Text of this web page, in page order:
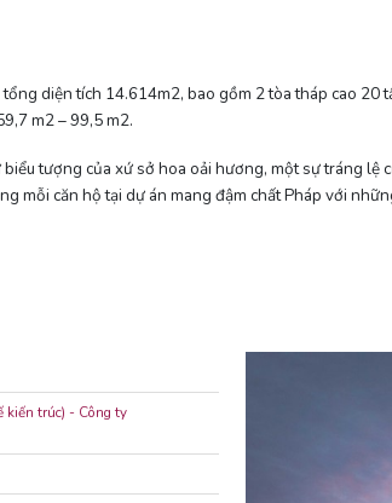
diện tích 14.614m2, bao gồm 2 tòa tháp cao
m2 – 99,5 m2.
tượng của xứ sở hoa oải hương, một sự tráng
mỗi căn hộ tại dự án mang đậm chất Pháp với
kiến trúc) - Công ty